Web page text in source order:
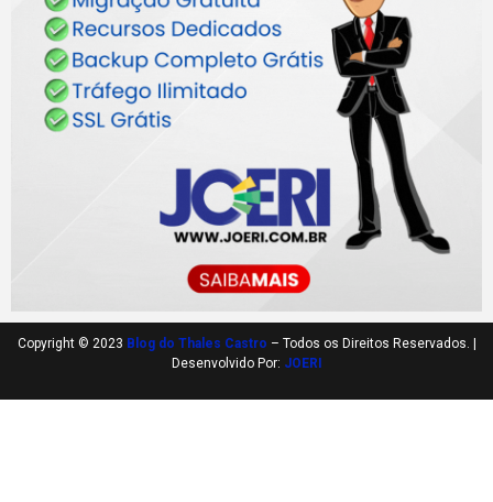
Copyright © 2023 Blog do Thales Castro – Todos os Direitos Reservados. |
Desenvolvido Por: JOERI